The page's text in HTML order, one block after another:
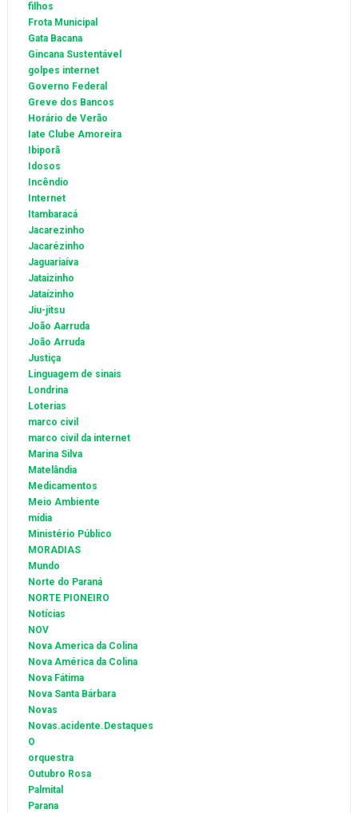
filhos
Frota Municipal
Gata Bacana
Gincana Sustentável
golpes internet
Governo Federal
Greve dos Bancos
Horário de Verão
Iate Clube Amoreira
Ibiporã
Idosos
Incêndio
Internet
Itambaracá
Jacarezinho
Jacarézinho
Jaguariaíva
Jataizinho
Jataízinho
Jiu-jitsu
João Aarruda
João Arruda
Justiça
Linguagem de sinais
Londrina
Loterias
marco civil
marco civil da internet
Marina Silva
Matelândia
Medicamentos
Meio Ambiente
mídia
Ministério Público
MORADIAS
Mundo
Norte do Paraná
NORTE PIONEIRO
Notícias
NOV
Nova America da Colina
Nova América da Colina
Nova Fátima
Nova Santa Bárbara
Novas
Novas.acidente.Destaques
O
orquestra
Outubro Rosa
Palmital
Parana